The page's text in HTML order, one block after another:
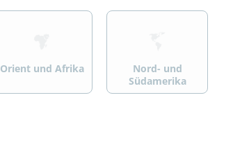
Orient und Afrika
>
Nord- und
Südamerika